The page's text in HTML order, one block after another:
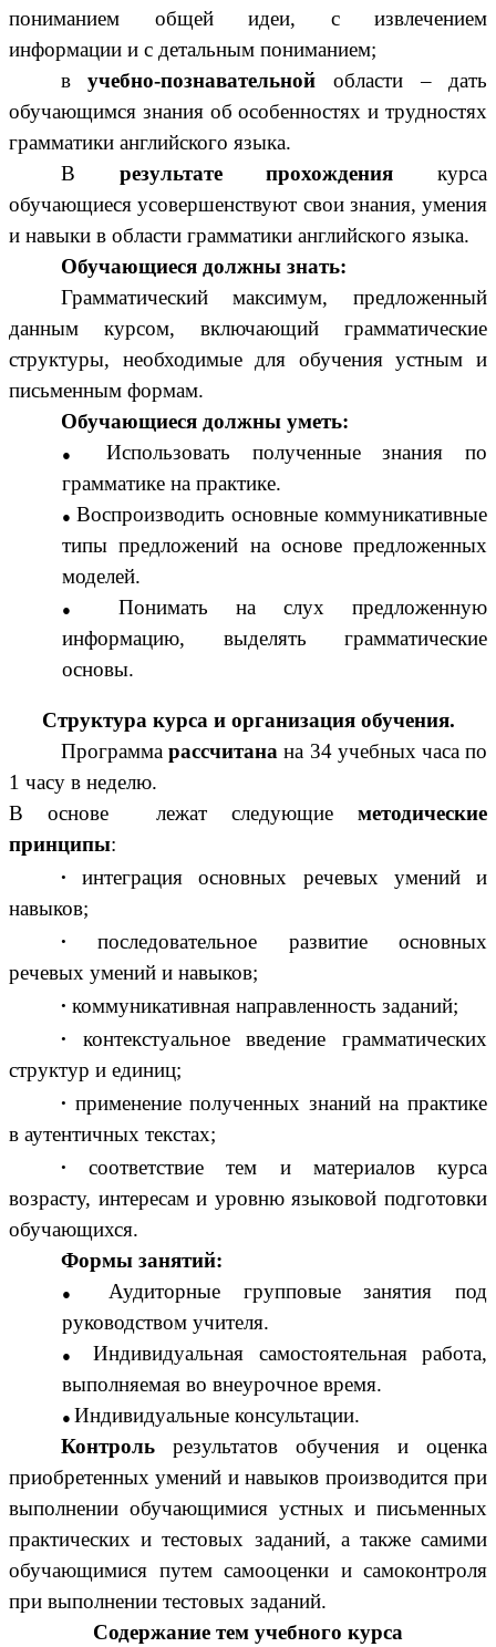
пониманием общей идеи, с извлечением
информации и с детальным пониманием;
вучебно-познавательной области – дать
обучающимся знания об особенностях и трудностях
грамматики английского языка.
В результате прохождениякурса
обучающиеся усовершенствуют свои знания, умения
и навыки в области грамматики английского языка.
Обучающиеся должны знать:
Грамматический максимум, предложенный
данным курсом, включающий грамматические
структуры, необходимые для обучения устным и
письменным формам.
Обучающиеся должны уметь:
Использовать полученные знания по
грамматике на практике.
Воспроизводить основные коммуникативные
типы предложений на основе предложенных
моделей.
Понимать на слух предложенную
информацию, выделять грамматические
основы.
Структура курса и организация обучения.
Программарассчитана на 34 учебных часа по
1 часу в неделю.
В основе лежат следующие методические
принципы:
∙
интеграция основных речевых умений и
навыков;
∙
последовательное развитие основных
речевых умений и навыков;
∙ коммуникативная направленность заданий;
∙
контекстуальное введение грамматических
структур и единиц;
∙ применение полученных знаний на практике
в аутентичных текстах;
∙
соответствие тем и материалов курса
возрасту, интересам и уровню языковой подготовки
обучающихся.
Формы занятий:
Аудиторные групповые занятия под
руководством учителя.
Индивидуальная самостоятельная работа,
выполняемая во внеурочное время.
Индивидуальные консультации.
Контроль результатов обучения и оценка
приобретенных умений и навыков производится при
выполнении обучающимися устных и письменных
практических и тестовых заданий, а также самими
обучающимися путем самооценки и самоконтроля
при выполнении тестовых заданий.
Содержание тем учебного курса